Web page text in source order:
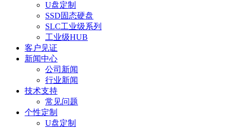
U盘定制
SSD固态硬盘
SLC工业级系列
工业级HUB
客户见证
新闻中心
公司新闻
行业新闻
技术支持
常见问题
个性定制
U盘定制